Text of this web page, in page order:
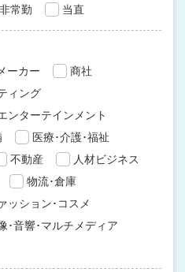
非常勤 当直
ーカー
商社
ィング
ンターテインメント
医療･介護･福祉
不動産
人材ビジネス
物流･倉庫
ッション･コスメ
･音響･マルチメディア